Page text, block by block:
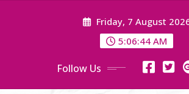
Friday, 7 August
5:06:46 AM
Follow Us